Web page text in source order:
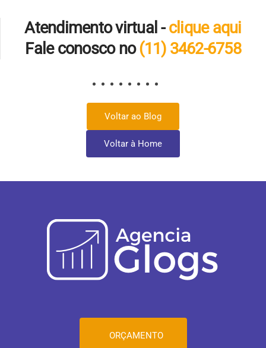
Atendimento virtual -clique aqui
Fale conosco no(11) 3462-6758
Voltar ao Blog
Voltar à Home
ORÇAMENTO